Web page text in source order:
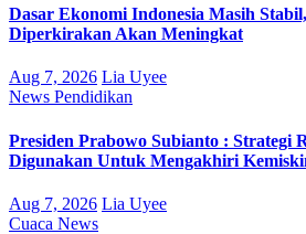
Dasar Ekonomi Indonesia Masih
Diperkirakan Akan Meningkat
Aug 7, 2026 Lia Uyee
News Pendidikan
Presiden Prabowo Subianto : Strategi
Digunakan Untuk Mengakhiri
Aug 7, 2026 Lia Uyee
Cuaca News